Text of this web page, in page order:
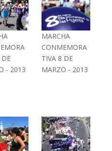
- 2013
MARCHA
CONMEMORA
TIVA 8 DE
MARZO - 2013